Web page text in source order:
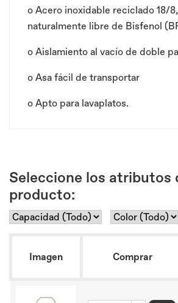
o Acero inoxidable reciclado 18/
naturalmente libre de Bisfenol
o Aislamiento al vacío de doble
o Asa fácil de transportar
o Apto para lavaplatos.
Seleccione los atributos
producto:
Imagen Comprar